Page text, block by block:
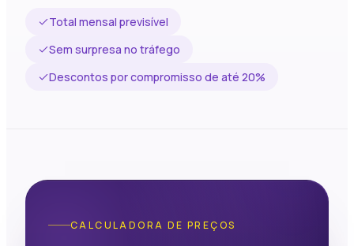
Total mensal previsível
Sem surpresa no tráfego
Descontos por compromisso de até 20%
CALCULADORA DE PREÇOS